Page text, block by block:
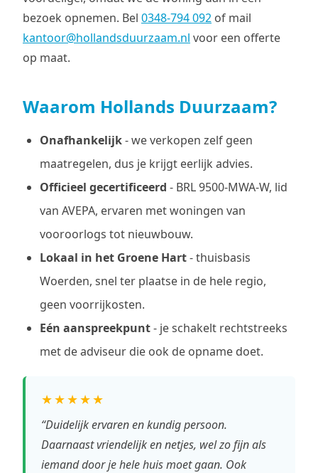
bezoek opnemen. Bel 0348-794 092 of mail
kantoor@hollandsduurzaam.nl voor een offerte
op maat.
Waarom Hollands Duurzaam?
Onafhankelijk- we verkopen zelf geen
maatregelen, dus je krijgt eerlijk advies.
Officieel gecertificeerd - BRL 9500-MWA-W, lid
van AVEPA, ervaren met woningen van
vooroorlogs tot nieuwbouw.
Lokaal in het Groene Hart- thuisbasis
Woerden, snel ter plaatse in de hele regio,
geen voorrijkosten.
Eén aanspreekpunt- je schakelt rechtstreeks
met de adviseur die ook de opname doet.
★★★★★
“Duidelijk ervaren en kundig persoon.
Daarnaast vriendelijk en netjes, wel zo fijn als
iemand door je hele huis moet gaan. Ook